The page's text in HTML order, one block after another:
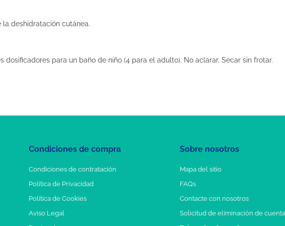
deshidratación cutánea.
dosificadores para un baño de niño (4 para el adulto). No aclarar. Secar sin frotar.
Condiciones de compra
Condiciones de contratación
Política de Privacidad
Política de Cookies
Aviso Legal
Sobre nosotros
Mapa del sitio
FAQs
Contacte con nosotros
Solicitud de eliminación de cuenta